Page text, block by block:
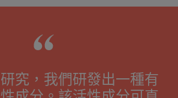
究，我們研發出一種有